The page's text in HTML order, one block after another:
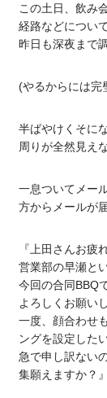
この土日、飲み
経路などについ
昨日も深夜まで
(やるからには完
半ばやけくそに
周りが全然見え
一息ついてメー
方からメールが
『上田さんお疲
営業部の早瀬と
今回の合同BBQ
よろしくお願い
一度、顔合わせ
ングを設定した
急で申し訳ない
集願えますか？』